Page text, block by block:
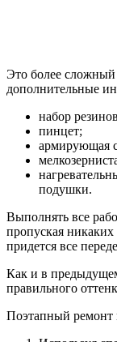
Это более сложный
дополнительные
набор
пинцет;
армирующая
подушки.
Выполнять все
пропуская
придется все
Как и в
правильного
Поэтапный ремонт